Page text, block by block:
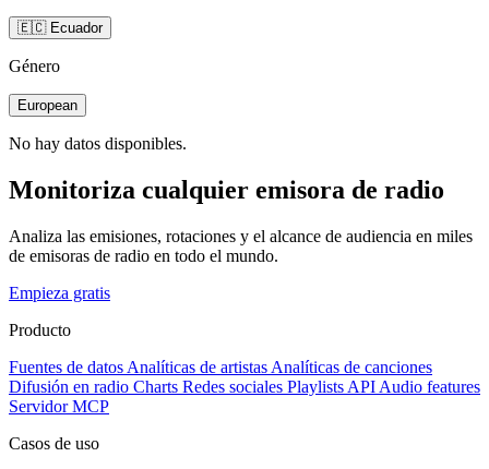
🇪🇨 Ecuador
Género
European
No hay datos disponibles.
Monitoriza cualquier emisora de radio
Analiza las emisiones, rotaciones y el alcance de audiencia en miles
de emisoras de radio en todo el mundo.
Empieza gratis
Producto
Fuentes de datos Analíticas de artistas Analíticas de canciones
Difusión en radio Charts Redes sociales Playlists API Audio features
Servidor MCP
Casos de uso